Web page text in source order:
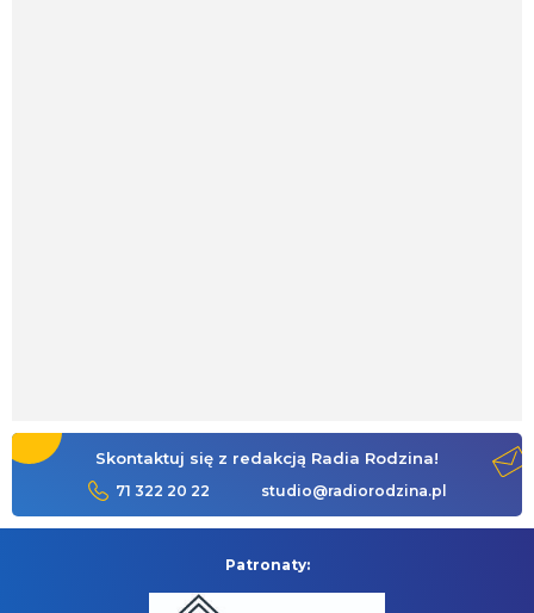
Skontaktuj się z redakcją Radia Rodzina!
71 322 20 22 studio@radiorodzina.pl
Patronaty: